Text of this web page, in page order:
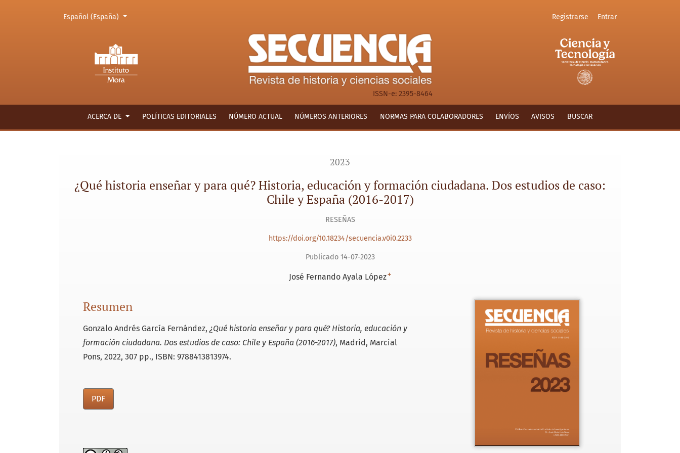
¿Qué historia enseñar y para qué? Historia, educación y formación ciudadana. Dos estudios de caso: Chile y España (2016-2017)
ISSN-e: 2395-8464
Registrarse Entrar
Cambiar el idioma. El actual es:
Español (España)
ACERCA DE POLÍTICAS EDITORIALES NÚMERO ACTUAL NÚMEROS ANTERIORES NORMAS PARA COLABORADORES ENVÍOS AVISOS BUSCAR
2023
¿Qué historia enseñar y para qué? Historia, educación y formación ciudadana. Dos estudios de caso:
Chile y España (2016-2017)
RESEÑAS
https://doi.org/10.18234/secuencia.v0i0.2233
Publicado 14-07-2023
José Fernando Ayala López+
Resumen
Gonzalo Andrés García Fernández, ¿Qué historia enseñar y para qué? Historia, educación y
formación ciudadana. Dos estudios de caso: Chile y España (2016-2017), Madrid, Marcial
Pons, 2022, 307 pp., ISBN: 9788413813974.
PDF